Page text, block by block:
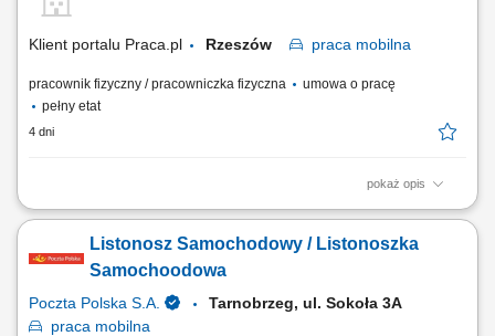
dokumentacji i obsługa zadań przy użyciu tabletu.
Klient portalu Praca.pl Rzeszów praca mobilna
pracownik fizyczny / pracowniczka fizyczna
umowa o pracę
pełny etat
4 dni
pokaż opis
Przygotowanie korespondencji i przesyłek do doręczenia. Dostarczanie
obsługa klientów, w tym sprzedaż wybranych usług. Prowadzenie
dokumentacji i obsługa zadań przy użyciu tabletu.
Listonosz Samochodowy / Listonoszka
Samochoodowa
Poczta Polska S.A.
Tarnobrzeg, ul. Sokoła 3A
praca mobilna